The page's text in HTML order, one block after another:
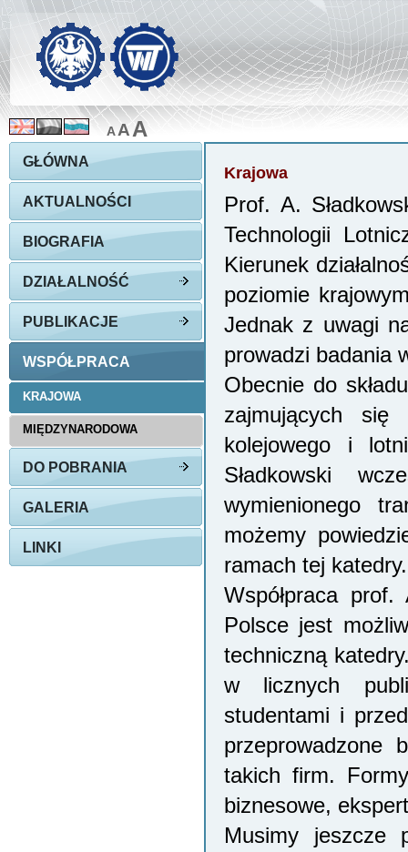
AAA
Krajowa
Prof. A.
Technologii
Kierunek
poziomie
Jednak z uwagi
prowadzi badania
Obecnie do
zajmujących się
kolejowego i
Sładkowski
wymienionego
możemy
ramach tej katedry.
Współpraca
Polsce jest
techniczną
w licznych
studentami i
przeprowadzone
takich firm.
biznesowe,
Musimy jeszcze
GŁÓWNA
AKTUALNOŚCI
BIOGRAFIA
DZIAŁALNOŚĆ
PUBLIKACJE
WSPÓŁPRACA
KRAJOWA
MIĘDZYNARODOWA
DO POBRANIA
GALERIA
LINKI